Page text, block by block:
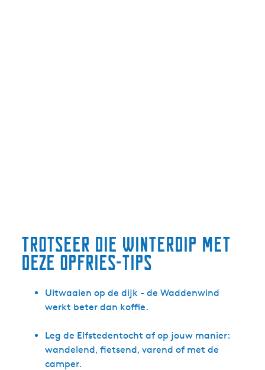
trotseer die winterdip met
deze opfries-tips
Uitwaaien op de dijk - de Waddenwind
werkt beter dan koffie.
Leg de Elfstedentocht af op jouw manier:
wandelend, fietsend, varend of met de
camper.